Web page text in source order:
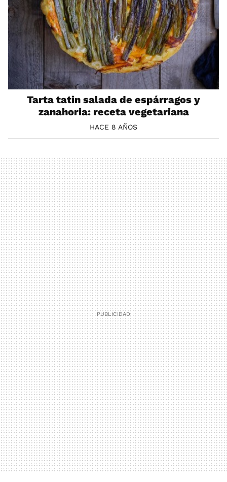
Tarta tatin salada de espárragos y
zanahoria: receta vegetariana
HACE 8 AÑOS